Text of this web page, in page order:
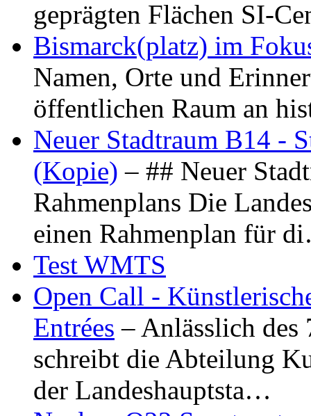
geprägten Flächen SI-
Bismarck(platz) im
Namen, Orte und
öffentlichen Raum an
Neuer Stadtraum B14 -
(Kopie) – ## Neuer
Rahmenplans Die
einen Rahmenplan für
Test WMTS
Open Call -
Entrées – Anlässlich
schreibt die Abteilung
der Landeshauptsta…